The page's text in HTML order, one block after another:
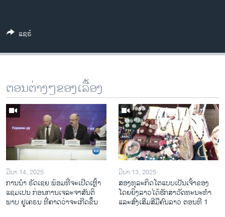
ພາສາຕ່າງໆ
ແຊຣ໌
ຕອນຕ່າງໆຂອງເລື້ອງ
ມີນາ 14, 2025
ການ​ນຳ ຣັດ​ເຊຍ ພ້ອມ​ທີ່​ຈະ​ເປີ​ດ​ເຫຼົ້າ​
ແຊມ​ເປນ ກ່ອນການ​ເຈ​ລະ​ຈາ​ສັນ​ຕິ​
ພາບ ຢູ​ເຄ​ຣນ ທີ່​ຄາດ​ວ່າ​ຈະ​ເກີດ​ຂຶ້ນ
ມີນາ 13, 2025
ສອງທຸລະກິດໂຕແບບເປັນເຈົ້າຂອງ
ໂດຍຍິງລາວໄດ້ຮັກສາວັດທະນະທຳ
ແລະສົ່ງເສີມສີມືຄົນລາວ ຕອນທີ 1